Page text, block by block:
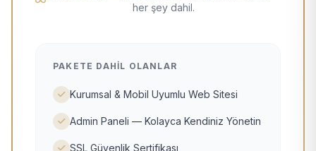
her şey dahil.
PAKETE DAHIL OLANLAR
Kurumsal & Mobil Uyumlu Web Sitesi
Admin Paneli — Kolayca Kendiniz Yönetin
SSL Güvenlik Sertifikası